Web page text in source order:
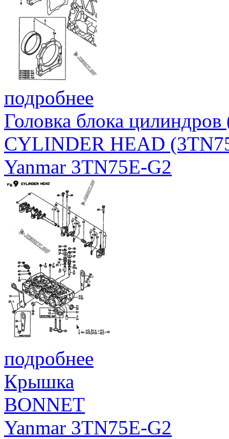
подробнее
Головка блока
CYLINDER HEAD
Yanmar 3TN75E-G2
подробнее
Крышка
BONNET
Yanmar 3TN75E-G2